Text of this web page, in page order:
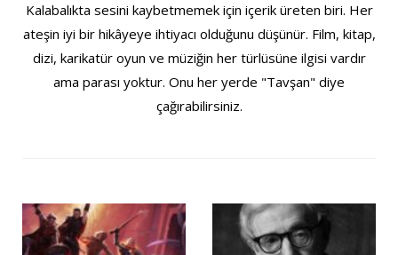
Kalabalıkta sesini kaybetmemek için içerik üreten biri. Her
ateşin iyi bir hikâyeye ihtiyacı olduğunu düşünür. Film, kitap,
dizi, karikatür oyun ve müziğin her türlüsüne ilgisi vardır
ama parası yoktur. Onu her yerde "Tavşan" diye
çağırabilirsiniz.